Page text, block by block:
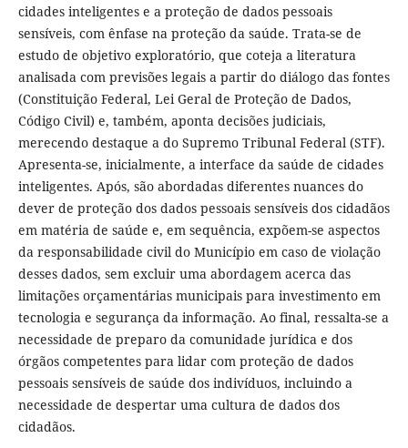
cidades inteligentes e a proteção de dados pessoais
sensíveis, com ênfase na proteção da saúde. Trata-se de
estudo de objetivo exploratório, que coteja a literatura
analisada com previsões legais a partir do diálogo das fontes
(Constituição Federal, Lei Geral de Proteção de Dados,
Código Civil) e, também, aponta decisões judiciais,
merecendo destaque a do Supremo Tribunal Federal (STF).
Apresenta-se, inicialmente, a interface da saúde de cidades
inteligentes. Após, são abordadas diferentes nuances do
dever de proteção dos dados pessoais sensíveis dos cidadãos
em matéria de saúde e, em sequência, expõem-se aspectos
da responsabilidade civil do Município em caso de violação
desses dados, sem excluir uma abordagem acerca das
limitações orçamentárias municipais para investimento em
tecnologia e segurança da informação. Ao final, ressalta-se a
necessidade de preparo da comunidade jurídica e dos
órgãos competentes para lidar com proteção de dados
pessoais sensíveis de saúde dos indivíduos, incluindo a
necessidade de despertar uma cultura de dados dos
cidadãos.